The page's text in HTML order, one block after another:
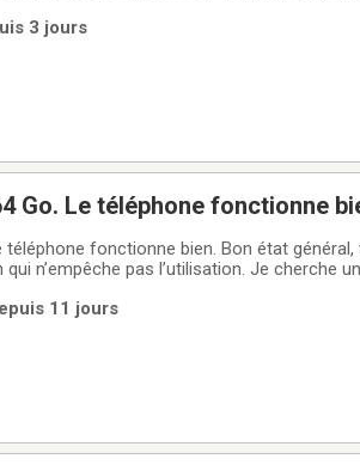
3 jours
Go. Le téléphone fonctionne
75 %. Petite tache au bas
téléphone fonctionne bien. Bon état
n’empêche pas l’utilisation. Je cherche
ça
11 jours